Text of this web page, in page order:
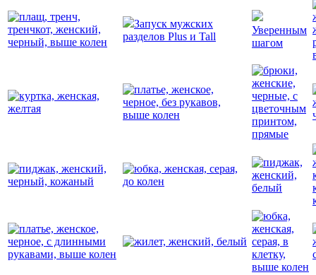
Запуск мужских
разделов Plus и Tall
Уверенным
шагом